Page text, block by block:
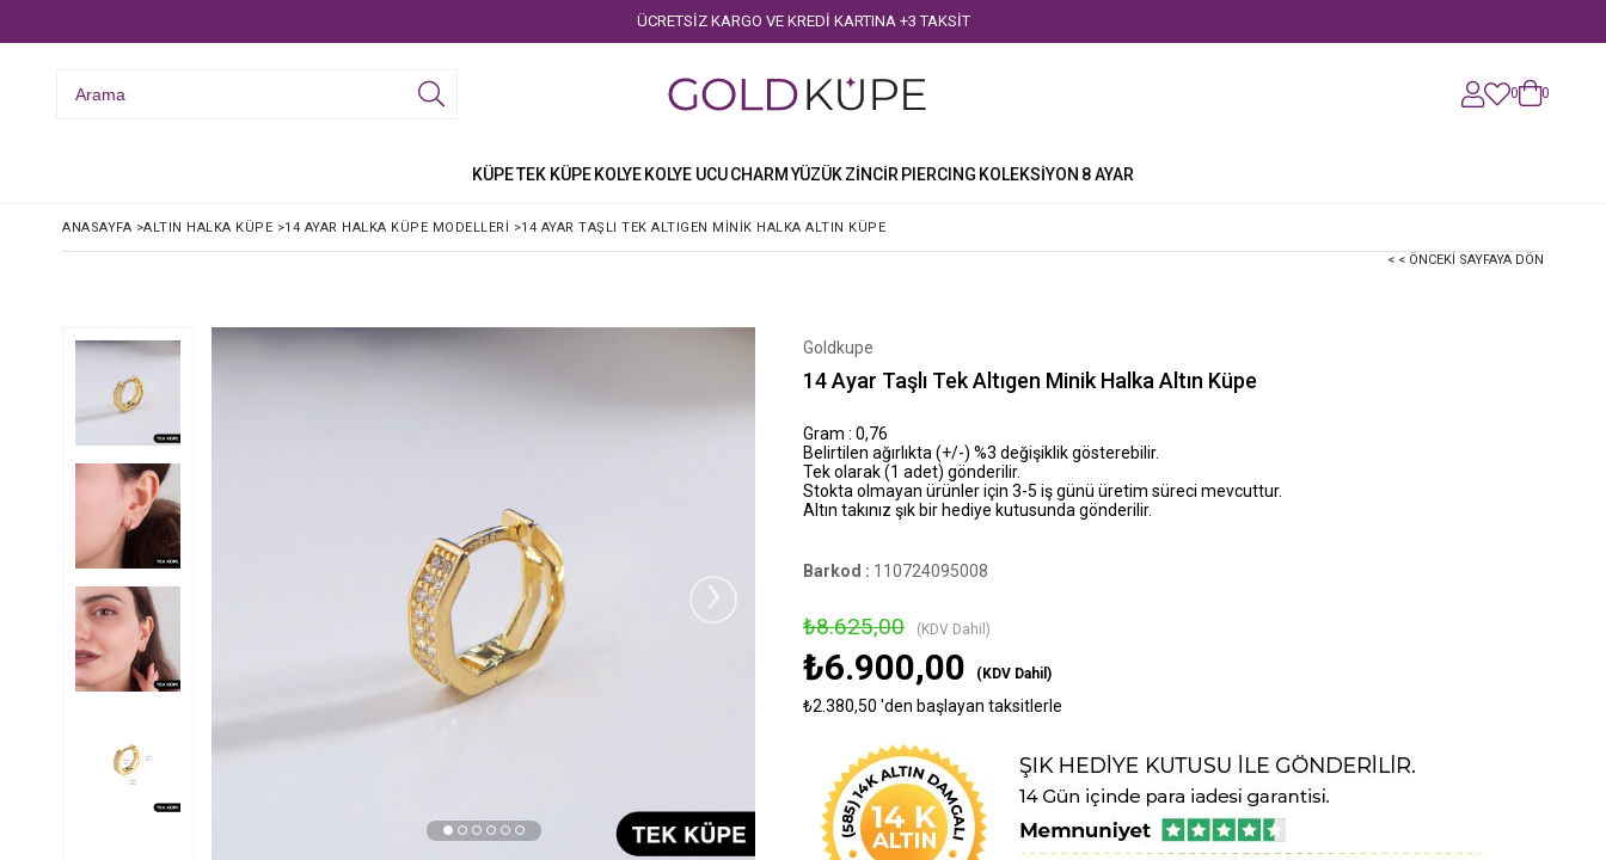
ÜCRETSİZ KARGO VE KREDİ KARTINA +3 TAKSİT
0 0
KÜPETEK KÜPEKOLYEKOLYE UCUCHARMYÜZÜKZİNCİR PIERCING KOLEKSİYON 8 AYAR
ANASAYFA >ALTIN HALKA KÜPE >14 AYAR HALKA KÜPE MODELLERI >14 AYAR TAŞLI TEK ALTIGEN MINIK HALKA ALTIN KÜPE
< < ÖNCEKI SAYFAYA DÖN
›
Goldkupe
14 Ayar Taşlı Tek Altıgen Minik Halka Altın Küpe
Gram : 0,76
Belirtilen ağırlıkta (+/-) %3 değişiklik gösterebilir.
Tek olarak (1 adet) gönderilir.
Stokta olmayan ürünler için 3-5 iş günü üretim süreci mevcuttur.
Altın takınız şık bir hediye kutusunda gönderilir.
Barkod : 110724095008
₺8.625,00 (KDV Dahil)
₺6.900,00 (KDV Dahil)
₺2.380,50 'den başlayan taksitlerle